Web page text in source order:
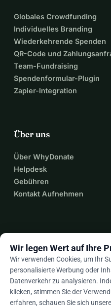
Globales Crowdfunding
Individuelles Branding
Wiederkehrende Spenden
QR-Code und
Team-Fundraising
Spendenformular-Plugin
Zapier-Integration
Über uns
Über WhyDonate
Helpdesk
Gebühren
Kontakt Aufnehmen
Dearrow_drop_down
Wir legen Wert auf Ihre
Wir verwenden Cookies, um Ihr
personalisierte Werbung oder
Datenverkehr zu analysieren.
klicken, stimmen Sie der
erfahren, schauen Sie sich